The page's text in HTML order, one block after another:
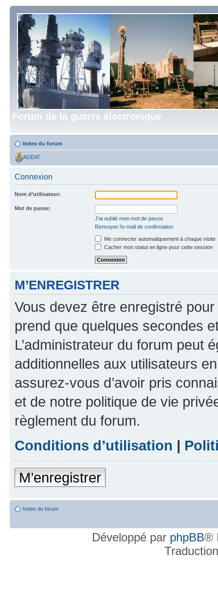
Forum de la guerre électronique
Index du forum
AGEAT
Connexion
Nom d’utilisateur:
Mot de passe:
J’ai oublié mon mot de passe
Renvoyer l’e-mail de confirmation
Me connecter automatiquement à chaque visite
Cacher mon statut en ligne pour cette session
M’ENREGISTRER
Vous devez être enregistré
prend que quelques secondes
L’administrateur du forum peut
additionnelles aux utilisateurs
assurez-vous d’avoir pris
et de notre politique de vie
règlement du forum.
Conditions d’utilisation |
M’enregistrer
Index du forum
Développé par phpBB®